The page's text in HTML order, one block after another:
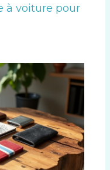
à voiture pour